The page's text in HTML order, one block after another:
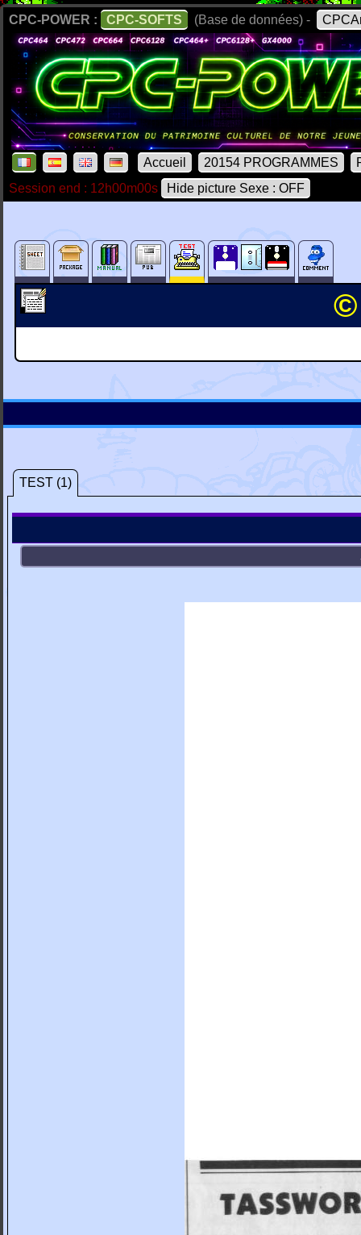
CPC-POWER : CPC-SOFTS (Base de données) -
Accueil 20154 PROGRAMMES
Session end : 12h00m00s
Hide picture Sexe : OFF
©
TEST (1)